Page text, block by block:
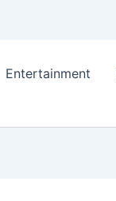
Entertainment